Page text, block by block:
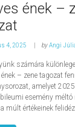
ének –
4, 2025 byAngi
számára
ének – zene tagozat
amelyet
esemény méltó
múlt értékeinek